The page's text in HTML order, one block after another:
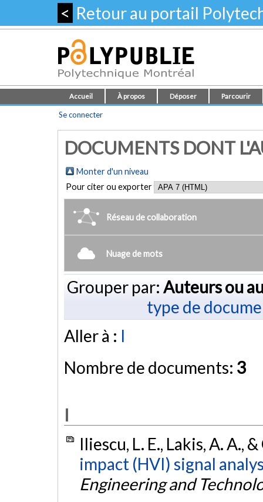
< Retour au portail
Accueil À propos Déposer Parcourir
Se connecter
DOCUMENTS DONT
Monter d'un niveau
Pour citer ou exporter
Réseau de collaboration
Nuage de mots
Grouper par: Auteurs ou
type de
Aller à : I
Nombre de documents: 3
I
Iliescu, L. E., Lakis, A. A.,
impact (HVI) signal
Engineering and